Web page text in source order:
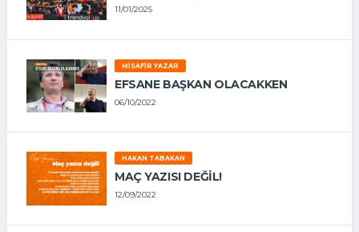
11/01/2025
MISAFIR YAZAR
EFSANE BAŞKAN OLACAKKEN
06/10/2022
HAKAN TABAKAN
MAÇ YAZISI DEĞİL!
12/09/2022